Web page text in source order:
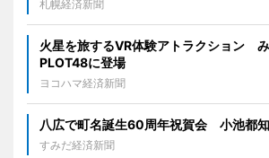
札幌経済新聞
火星を旅するVR体験アトラクション
PLOT48に登場
ヨコハマ経済新聞
八広で町名誕生60周年祝賀会 小池都
すみだ経済新聞